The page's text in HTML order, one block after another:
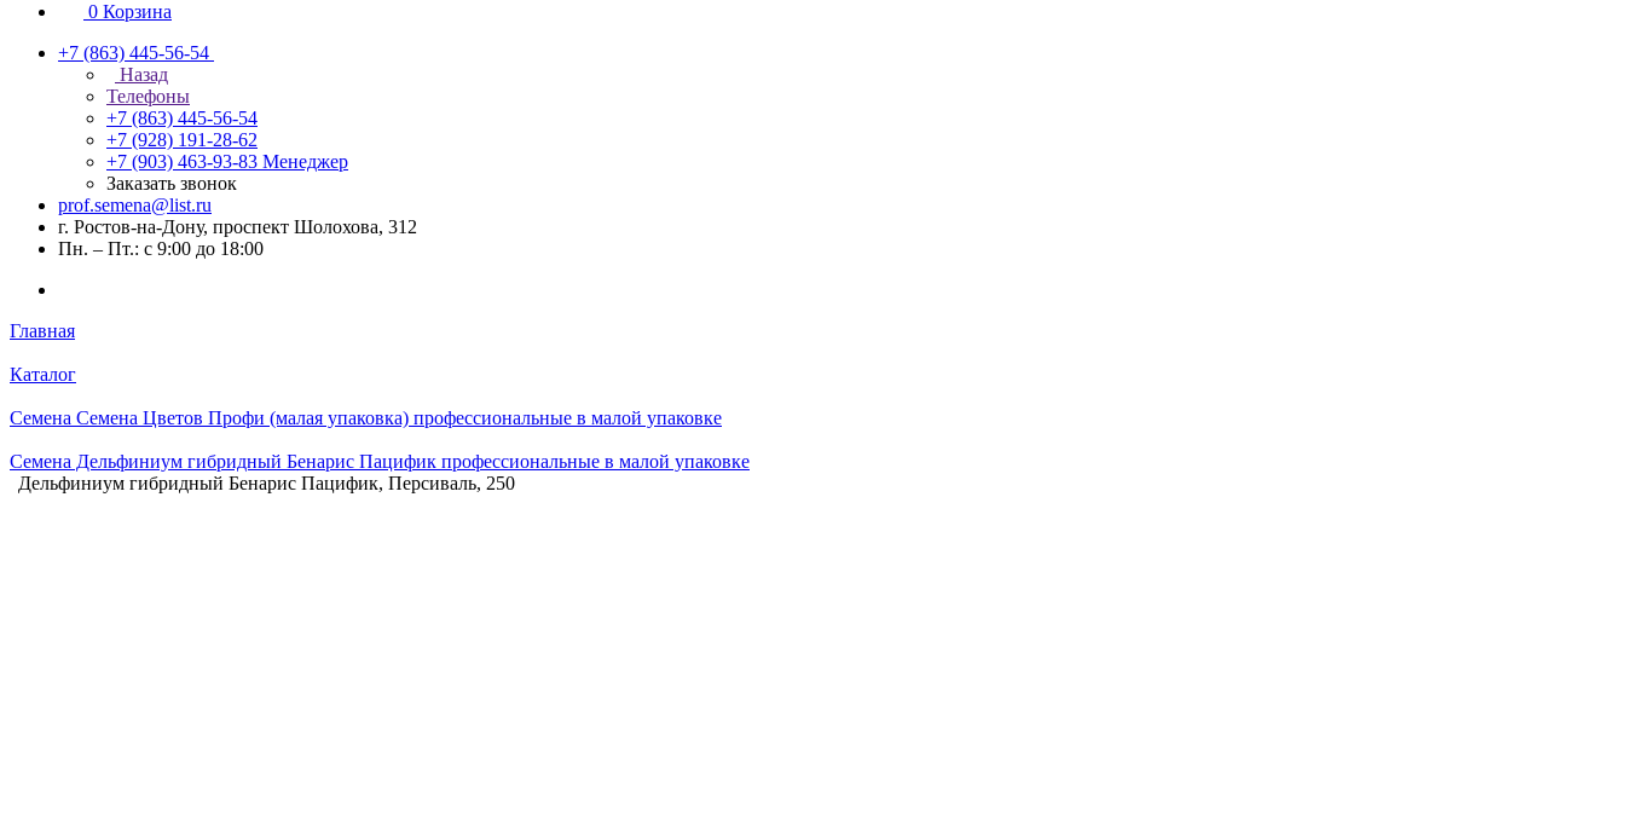
0 Корзина
+7 (863) 445-56-54
Назад
Телефоны
+7 (863) 445-56-54
+7 (928) 191-28-62
+7 (903) 463-93-83 Менеджер
Заказать звонок
prof.semena@list.ru
г. Ростов-на-Дону, проспект Шолохова, 312
Пн. – Пт.: с 9:00 до 18:00
Главная
Каталог
Семена Семена Цветов Профи (малая упаковка) профессиональные в малой упаковке
Семена Дельфиниум гибридный Бенарис Пацифик профессиональные в малой упаковке
Дельфиниум гибридный Бенарис Пацифик, Персиваль, 250